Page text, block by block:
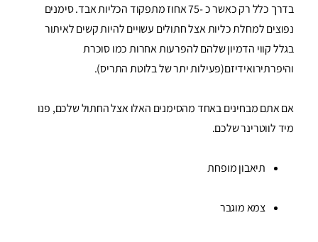
בדרך כלל רק כאשר כ -75 אחוז מתפקוד הכליות אבד. סימנים
נפוצים למחלת כליות אצל חתולים עשויים להיות קשים לאיתור
בגלל קווי הדמיון שלהם להפרעות אחרות כמו סוכרת
והיפרתירואידיזם(פעילות יתר של בלוטת התריס).
אם אתם מבחינים באחד מהסימנים האלו אצל החתול שלכם, פנו
מיד לווטרינר שלכם.
תיאבון מופחת
צמא מוגבר